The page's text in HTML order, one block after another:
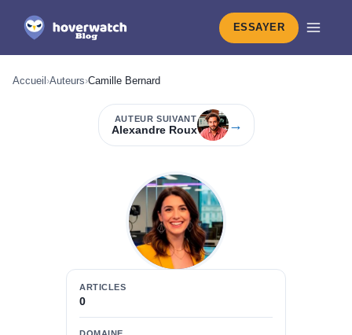
ESSAYER
Accueil ›Auteurs›Camille Bernard
AUTEUR SUIVANT
Alexandre Roux →
ARTICLES
0